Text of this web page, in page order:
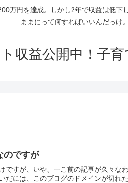
円を達成。しかし2年で収益は低
ままにって何すればいいんだっけ。
収益公開中！子
のですが
ですが、いや、一こ前の記事が久々なわ
だには、このブログのドメインが切れ